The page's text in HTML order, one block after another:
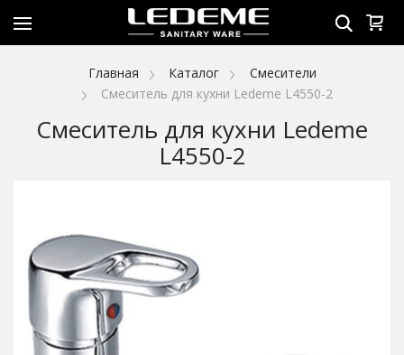
Главная Каталог
Смесители
Смеситель для кухни Ledeme L4550-2
Смеситель для кухни Ledeme
L4550-2